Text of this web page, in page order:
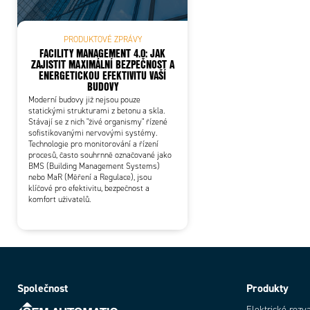
PRODUKTOVÉ ZPRÁVY
FACILITY MANAGEMENT 4.0: JAK
ZAJISTIT MAXIMÁLNÍ BEZPEČNOST A
ENERGETICKOU EFEKTIVITU VAŠÍ
BUDOVY
Moderní budovy již nejsou pouze
statickými strukturami z betonu a skla.
Stávají se z nich "živé organismy" řízené
sofistikovanými nervovými systémy.
Technologie pro monitorování a řízení
procesů, často souhrnně označované jako
BMS (Building Management Systems)
nebo MaR (Měření a Regulace), jsou
klíčové pro efektivitu, bezpečnost a
komfort uživatelů.
Společnost Produkty